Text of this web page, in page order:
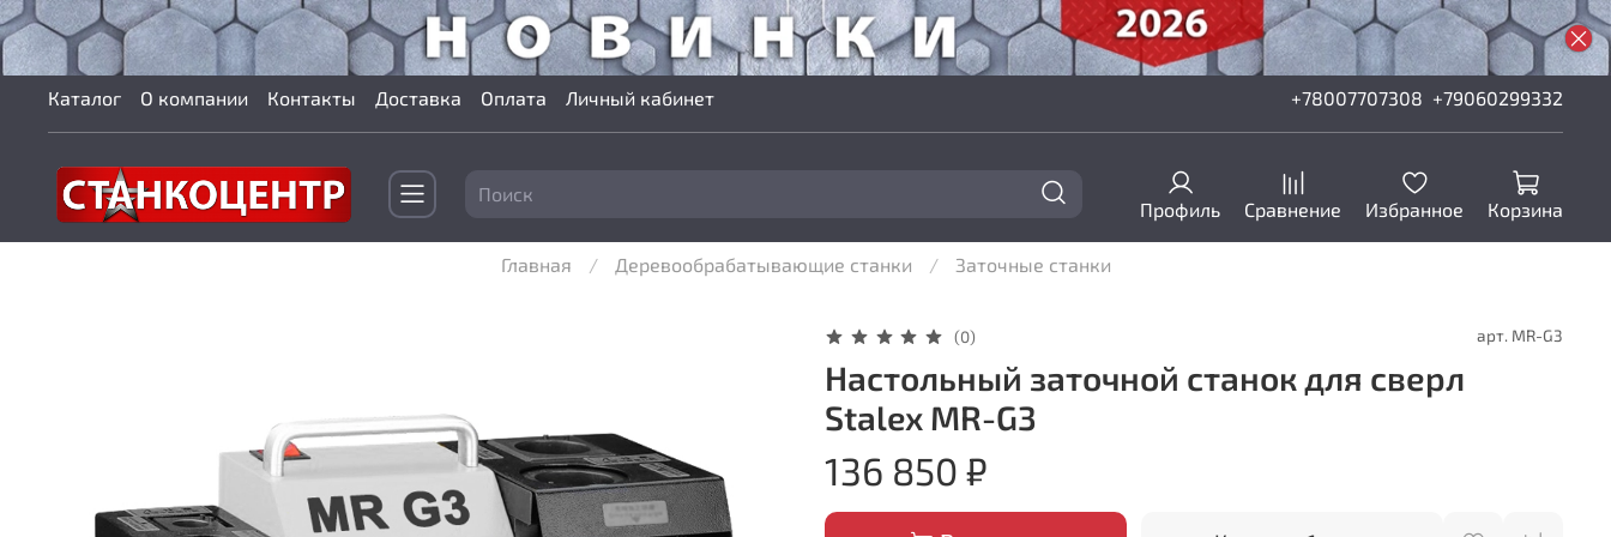
Каталог О компании Контакты Доставка Оплата Личный кабинет +78007707308 +79060299332
Профиль Сравнение Избранное Корзина
Главная Деревообрабатывающие станки Заточные станки
(0) арт. MR-G3
Настольный заточной станок для сверл
Stalex MR-G3
136 850 ₽